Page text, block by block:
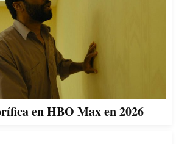
en HBO Max en 2026